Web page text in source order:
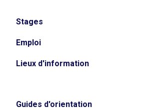
Stages
Emploi
Lieux d'information
Guides d'orientation